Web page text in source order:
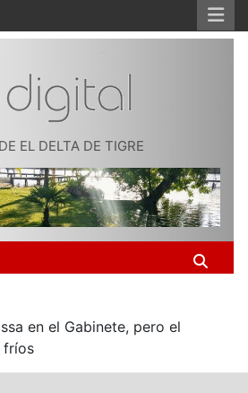
EL DELTA DE TIGRE
en el Gabinete, pero el
fríos